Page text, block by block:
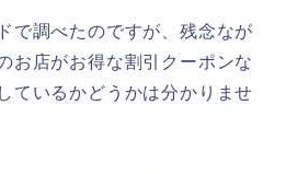
で調べたのですが、残念なが
お店がお得な割引クーポンな
ているかどうかは分かりませ